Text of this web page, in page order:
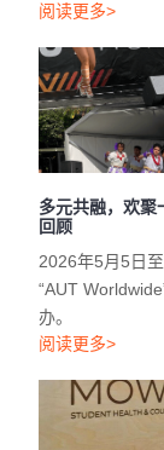
阅读更多>
多元共融，欢
回顾
2026年5月5日
“AUT
办。
阅读更多>